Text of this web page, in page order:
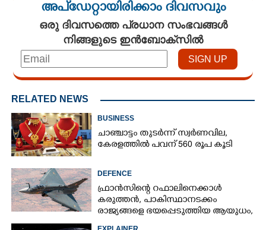
അപ്ഡേറ്റായിരിക്കാം ദിവസവും
ഒരു ദിവസത്തെ പ്രധാന സംഭവങ്ങൾ
നിങ്ങളുടെ ഇൻബോക്സിൽ
RELATED NEWS
BUSINESS
ചാഞ്ചാട്ടം തുടർന്ന് സ്വർണവില,
കേരളത്തിൽ പവന് 560 രൂപ കൂടി
DEFENCE
ഫ്രാൻസിന്റെ റഫാലിനെക്കാൾ
കരുത്തൻ,​ പാകിസ്ഥാനടക്കം
രാജ്യങ്ങളെ ഭയപ്പെടുത്തിയ ആയുധം,​
ഇന്ത്യ നിർമ്മിച്ച എണ്ണം 100ലേക്ക്